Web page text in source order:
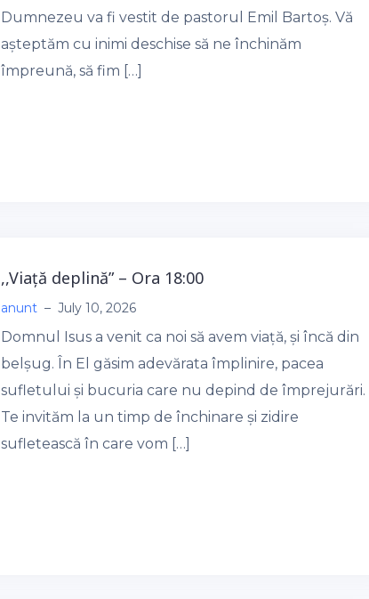
Dumnezeu va fi vestit de pastorul Emil Bartoș. Vă
așteptăm cu inimi deschise să ne închinăm
împreună, să fim […]
,,Viață deplină” – Ora 18:00
anunt – July 10, 2026
Domnul Isus a venit ca noi să avem viață, și încă din
belșug. În El găsim adevărata împlinire, pacea
sufletului și bucuria care nu depind de împrejurări.
Te invităm la un timp de închinare și zidire
sufletească în care vom […]